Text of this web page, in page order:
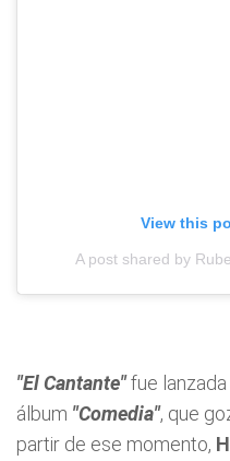
View this
A post shared by
"El Cantante"fue lanzada
álbum "Comedia", que
partir de ese momento,